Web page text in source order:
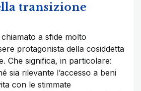
transizione
a sfide molto
protagonista della cosiddetta
Che significa, in particolare:
sia rilevante l’accesso a beni
con le stimmate